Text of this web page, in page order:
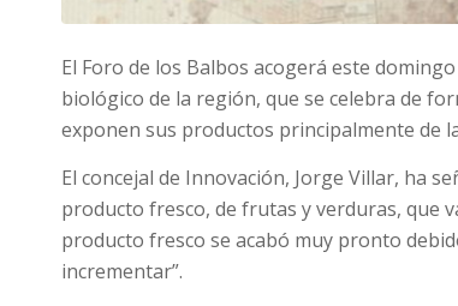
El Foro de los Balbos acogerá este
biológico de la región, que se celebra de
exponen sus productos principalmente de
El concejal de Innovación, Jorge Villar, ha
producto fresco, de frutas y verduras, que
producto fresco se acabó muy pronto
incrementar”.